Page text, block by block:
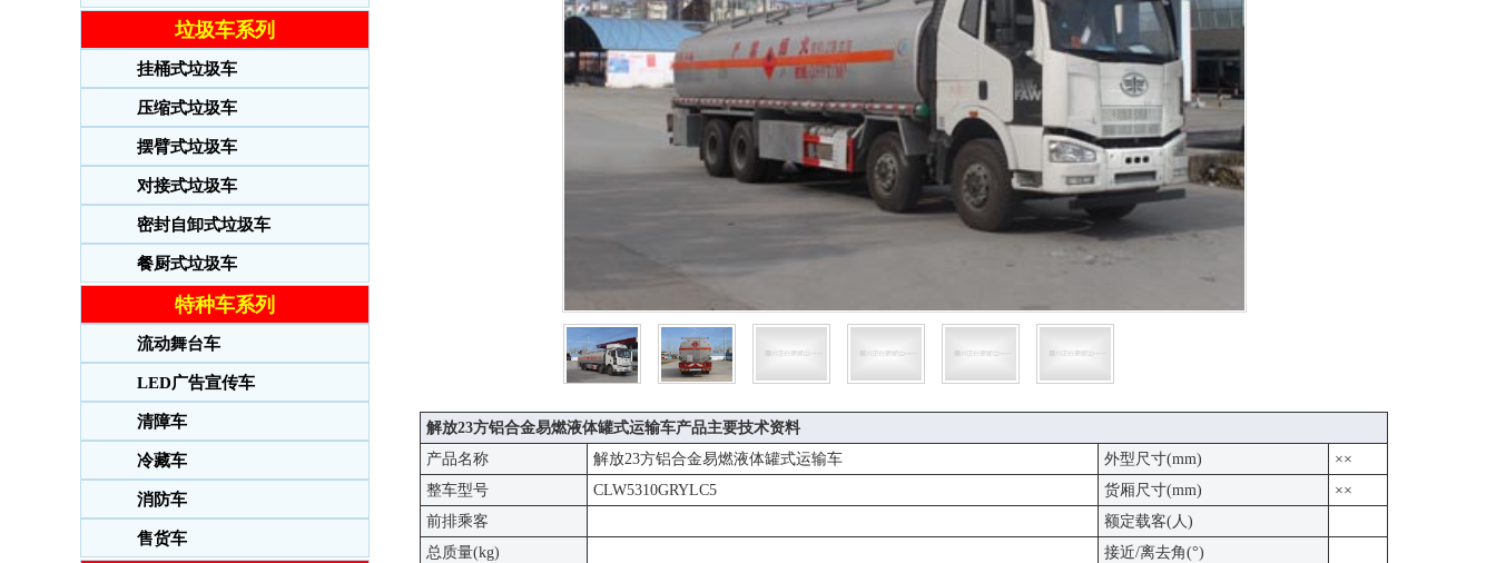
垃圾车系列
挂桶式垃圾车
压缩式垃圾车
摆臂式垃圾车
对接式垃圾车
密封自卸式垃圾车
餐厨式垃圾车
特种车系列
流动舞台车
LED广告宣传车
清障车
冷藏车
消防车
售货车
解放23方铝合金易燃液体罐式运输车产品主要技术资料
产品名称
解放23方铝合金易燃液体罐式运输车 外型尺寸(mm)
××
整车型号
CLW5310GRYLC5 货厢尺寸(mm)
××
前排乘客
额定载客(人)
总质量(kg)
接近/离去角(°)